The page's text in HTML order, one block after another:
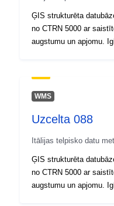
uriRef:
ĢIS strukturēta
no CTRN 5000 ar
augstumu un apjomu.
WMS
Uzcelta 088
Itālijas telpisko datu
ĢIS strukturēta
no CTRN 5000 ar
augstumu un apjomu.